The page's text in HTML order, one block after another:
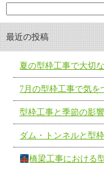
最近の投稿
夏の型枠工事で大切
7月の型枠工事で気を
型枠工事と季節の影響
ダム・トンネルと型枠
橋梁工事における